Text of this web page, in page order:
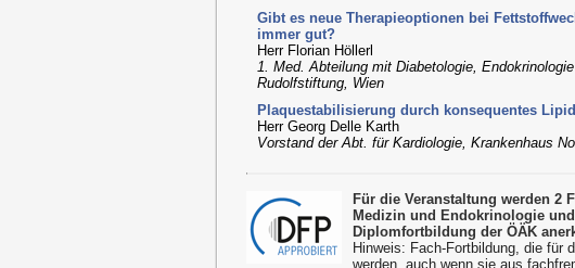
Gibt es neue Therapieoptionen bei
immer gut?
Herr Florian Höllerl
1. Med. Abteilung mit Diabetologie,
Rudolfstiftung, Wien
Plaquestabilisierung durch konsequentes
Herr Georg Delle Karth
Vorstand der Abt. für Kardiologie, Krankenhaus
Für die Veranstaltung werden 2
Medizin und Endokrinologie
Diplomfortbildung der ÖÄK
Hinweis: Fach-Fortbildung, die für
werden, auch wenn sie aus